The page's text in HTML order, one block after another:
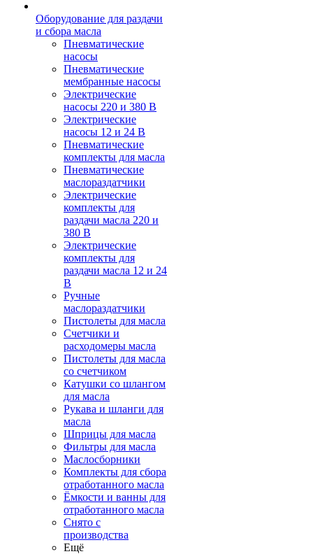
Оборудование для раздачи
и сбора масла
Пневматические
насосы
Пневматические
мембранные насосы
Электрические
насосы 220 и 380 В
Электрические
насосы 12 и 24 В
Пневматические
комплекты для масла
Пневматические
маслораздатчики
Электрические
комплекты для
раздачи масла 220 и
380 В
Электрические
комплекты для
раздачи масла 12 и 24
В
Ручные
маслораздатчики
Пистолеты для масла
Счетчики и
расходомеры масла
Пистолеты для масла
со счетчиком
Катушки со шлангом
для масла
Рукава и шланги для
масла
Шприцы для масла
Фильтры для масла
Маслосборники
Комплекты для сбора
отработанного масла
Ёмкости и ванны для
отработанного масла
Снято с
производства
Ещё